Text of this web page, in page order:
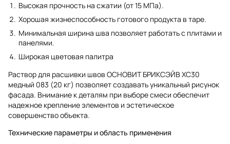
Высокая прочность на сжатии (от 15 МПа).
Хорошая жизнеспособность готового продукта в таре.
Минимальная ширина шва позволяет работать с плитами и
панелями.
Широкая цветовая палитра
Раствор для расшивки швов ОСНОВИТ БРИКСЭЙВ XC30
медный 083 (20 кг) позволяет создавать уникальный рисунок
фасада. Внимание к деталям при выборе смеси обеспечит
надежное крепление элементов и эстетическое
совершенство объекта.
Технические параметры и область применения